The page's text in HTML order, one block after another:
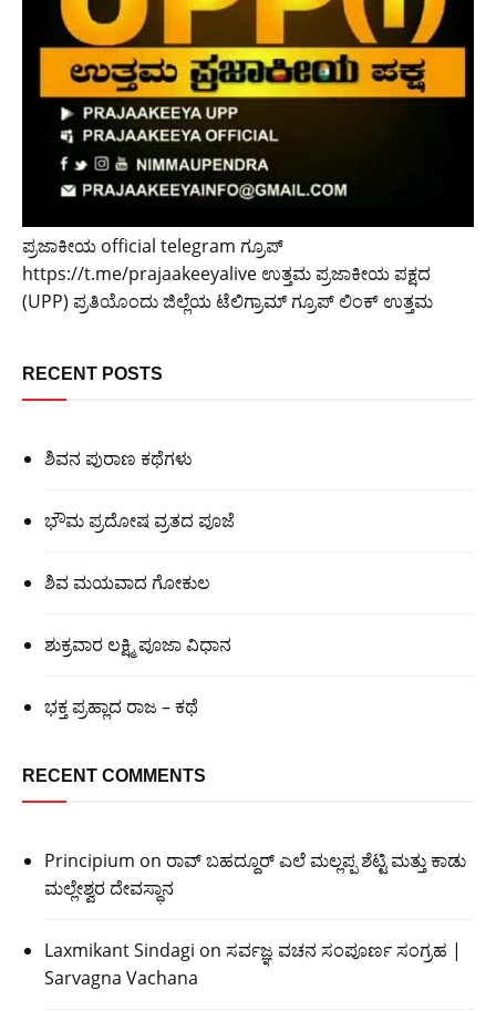
ಪ್ರಜಾಕೀಯ official telegram ಗ್ರೂಪ್
https://t.me/prajaakeeyalive ಉತ್ತಮ ಪ್ರಜಾಕೀಯ ಪಕ್ಷದ
(UPP) ಪ್ರತಿಯೊಂದು ಜಿಲ್ಲೆಯ ಟೆಲಿಗ್ರಾಮ್ ಗ್ರೂಪ್ ಲಿಂಕ್ ಉತ್ತಮ
RECENT POSTS
ಶಿವನ ಪುರಾಣ ಕಥೆಗಳು
ಭೌಮ ಪ್ರದೋಷ ವ್ರತದ ಪೂಜೆ
ಶಿವ ಮಯವಾದ ಗೋಕುಲ
ಶುಕ್ರವಾರ ಲಕ್ಷ್ಮಿ ಪೂಜಾ ವಿಧಾನ
ಭಕ್ತ ಪ್ರಹ್ಲಾದ ರಾಜ – ಕಥೆ
RECENT COMMENTS
Principium on ರಾವ್ ಬಹದ್ದೂರ್ ಎಲೆ ಮಲ್ಲಪ್ಪ ಶೆಟ್ಟಿ ಮತ್ತು ಕಾಡು
ಮಲ್ಲೇಶ್ವರ ದೇವಸ್ಥಾನ
Laxmikant Sindagi on ಸರ್ವಜ್ಞ ವಚನ ಸಂಪೂರ್ಣ ಸಂಗ್ರಹ |
Sarvagna Vachana